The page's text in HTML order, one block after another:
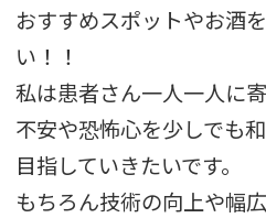
おすすめスポットやお酒
い！！
私は患者さん一人一人に
不安や恐怖心を少しでも
目指していきたいです。
もちろん技術の向上や幅